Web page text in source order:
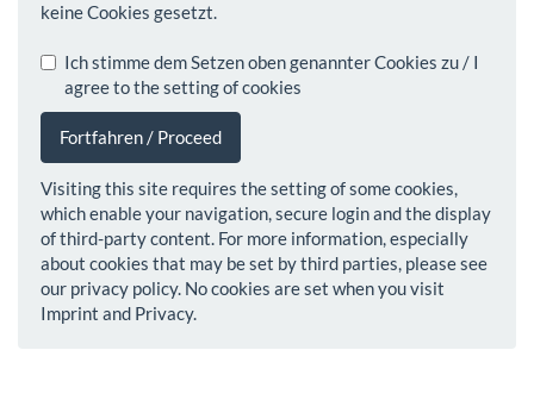
keine Cookies gesetzt.
Ich stimme dem Setzen oben genannter Cookies zu / I
agree to the setting of cookies
Fortfahren / Proceed
Visiting this site requires the setting of some cookies,
which enable your navigation, secure login and the display
of third-party content. For more information, especially
about cookies that may be set by third parties, please see
our privacy policy. No cookies are set when you visit
Imprint and Privacy.